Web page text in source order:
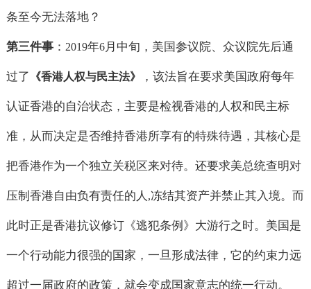
条至今无法落地？
第三件事： 2019年6月中旬，美国参议院、众议院先后通
过了 《香港人权与民主法》 ，该法旨在要求美国政府每年
认证香港的自治状态，主要是检视香港的人权和民主标
准，从而决定是否维持香港所享有的特殊待遇，其核心是
把香港作为一个独立关税区来对待。还要求美总统查明对
压制香港自由负有责任的人 ,冻结其资产并禁止其入境。而
此时正是香港抗议修订《逃犯条例》大游行之时。美国是
一个行动能力很强的国家，一旦形成法律，它的约束力远
超过一届政府的政策，就会变成国家意志的统一行动。